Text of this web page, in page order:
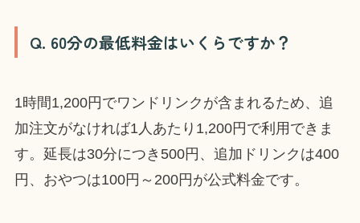
Q. 60分の最低料金はいくらですか？
1時間1,200円でワンドリンクが含まれるため、追
加注文がなければ1人あたり1,200円で利用できま
す。延長は30分につき500円、追加ドリンクは400
円、おやつは100円～200円が公式料金です。